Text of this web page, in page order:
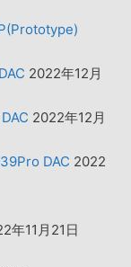
2022年12月
2022年12月
DAC 2022
年11月21日